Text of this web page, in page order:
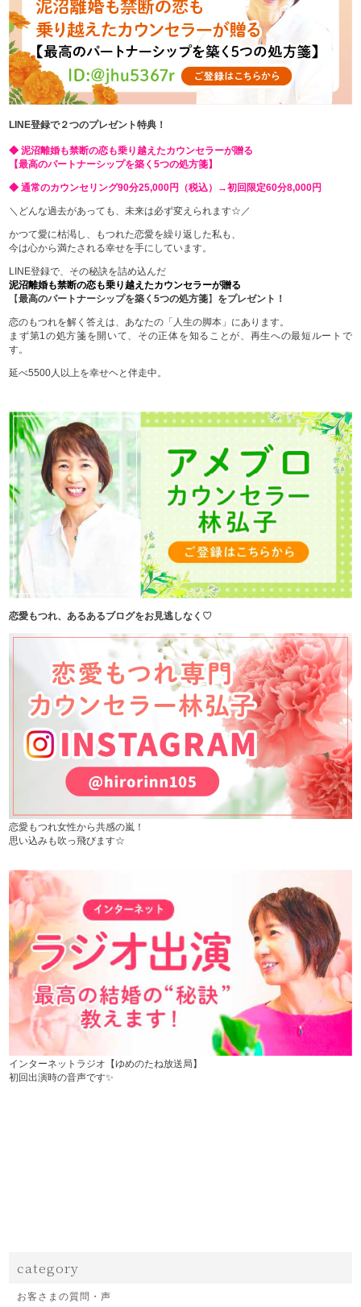
LINE登録で２つのプレゼント特典！
◆ 泥沼離婚も禁断の恋も乗り越えたカウンセラーが贈る
【最高のパートナーシップを築く5つの処方箋】
◆ 通常のカウンセリング90分25,000円（税込）→初回限定60分8,000円
＼どんな過去があっても、未来は必ず変えられます☆／
かつて愛に枯渇し、もつれた恋愛を繰り返した私も、
今は心から満たされる幸せを手にしています。
LINE登録で、その秘訣を詰め込んだ
泥沼離婚も禁断の恋も乗り越えたカウンセラーが贈る
【最高のパートナーシップを築く5つの処方箋】 をプレゼント！
恋のもつれを解く答えは、あなたの「人生の脚本」にあります。
まず第1の処方箋を開いて、その正体を知ることが、再生への最短ルートで
す。
延べ5500人以上を幸せヘと伴走中。
恋愛もつれ、あるあるブログをお見逃しなく♡
恋愛もつれ女性から共感の嵐！
思い込みも吹っ飛びます☆
インターネットラジオ【ゆめのたね放送局】
初回出演時の音声です✨
category
お客さまの質問・声